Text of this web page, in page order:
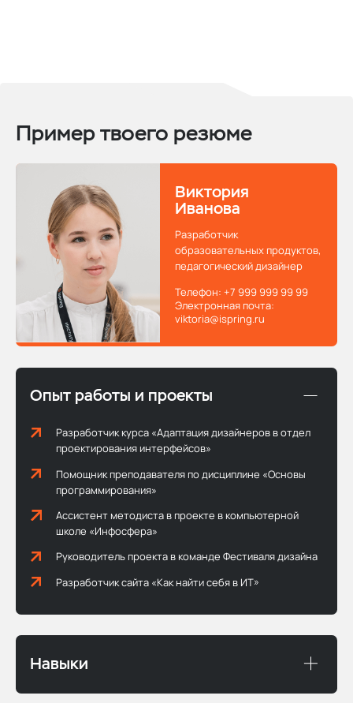
Пример твоего резюме
Виктория
Иванова
Разработчик
образовательныхпродуктов,
педагогический дизайнер
Телефон: +7 999 999 99 99
Электронная почта:
viktoria@ispring.ru
Опыт работы и проекты
Разработчик курса «Адаптация дизайнеров в отдел
проектирования интерфейсов»
Помощник преподавателя по дисциплине «Основы
программирования»
Ассистент методиста в проекте в компьютерной
школе «Инфосфера»
Руководитель проекта в команде Фестиваля дизайна
Разработчик сайта «Как найти себя в ИТ»
Навыки